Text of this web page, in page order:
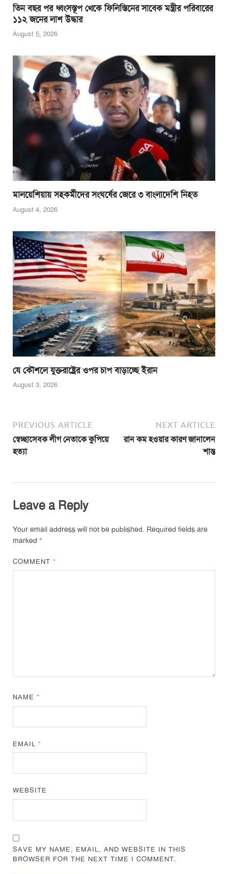
তিন বছর পর ধ্বংসস্তূপ থেকে ফিলিস্তিনের সাবেক মন্ত্রীর পরিবারের
১১২ জনের লাশ উদ্ধার
August 5, 2026
মালয়েশিয়ায় সহকর্মীদের সংঘর্ষের জেরে ৩ বাংলাদেশি নিহত
August 4, 2026
যে কৌশলে যুক্তরাষ্ট্রের ওপর চাপ বাড়াচ্ছে ইরান
August 3, 2026
PREVIOUS ARTICLE
স্বেচ্ছাসেবক লীগ নেতাকে কুপিয়ে
হত্যা
NEXT ARTICLE
রান কম হওয়ার কারণ জানালেন
শান্ত
Leave a Reply
Your email address will not be published. Required fields are
marked *
COMMENT*
NAME*
EMAIL*
WEBSITE
SAVE MY NAME, EMAIL, AND WEBSITE IN THIS
BROWSER FOR THE NEXT TIME I COMMENT.